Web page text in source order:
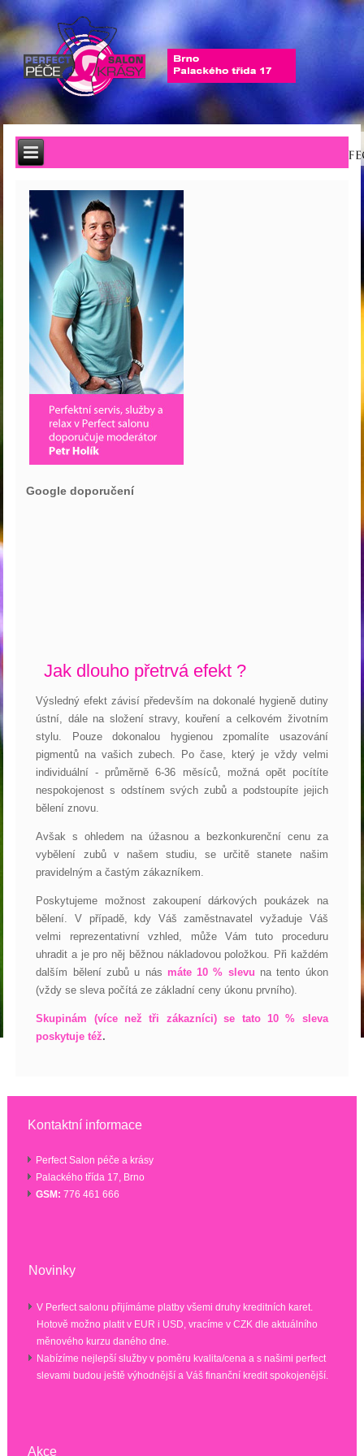
Google doporučení
Jak dlouho přetrvá efekt ?
Výsledný efekt závisí především na dokonalé hygieně dutiny
ústní, dále na složení stravy, kouření a celkovém životním
stylu. Pouze dokonalou hygienou zpomalíte usazování
pigmentů na vašich zubech. Po čase, který je vždy velmi
individuální - průměrně 6-36 měsíců, možná opět pocítíte
nespokojenost s odstínem svých zubů a podstoupíte jejich
bělení znovu.
Avšak s ohledem na úžasnou a bezkonkurenční cenu za
vybělení zubů v našem studiu, se určitě stanete našim
pravidelným a častým zákazníkem.
Poskytujeme možnost zakoupení dárkových poukázek na
bělení. V případě, kdy Váš zaměstnavatel vyžaduje Váš
velmi reprezentativní vzhled, může Vám tuto proceduru
uhradit a je pro něj běžnou nákladovou položkou. Při každém
dalším bělení zubů u nás máte 10 % slevu na tento úkon
(vždy se sleva počítá ze základní ceny úkonu prvního).
Skupinám (více než tři zákazníci) se tato 10 % sleva
poskytuje též.
Kontaktní informace
Perfect Salon péče a krásy
Palackého třída 17, Brno
GSM: 776 461 666
Novinky
V Perfect salonu přijímáme platby všemi druhy kreditních karet.
Hotově možno platit v EUR i USD, vracíme v CZK dle aktuálního
měnového kurzu daného dne.
Nabízíme nejlepší služby v poměru kvalita/cena a s našimi perfect
slevami budou ještě výhodnější a Váš finanční kredit spokojenější.
Akce